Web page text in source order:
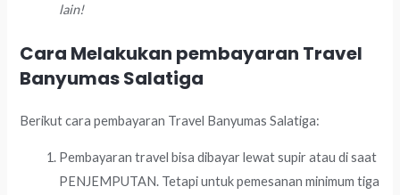
lain!
Cara Melakukan pembayaran Travel
Banyumas Salatiga
Berikut cara pembayaran Travel Banyumas Salatiga:
Pembayaran travel bisa dibayar lewat supir atau di saat
PENJEMPUTAN. Tetapi untuk pemesanan minimum tiga